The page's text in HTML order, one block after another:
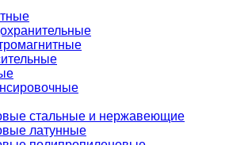
стальные и нержавеющие
латунные